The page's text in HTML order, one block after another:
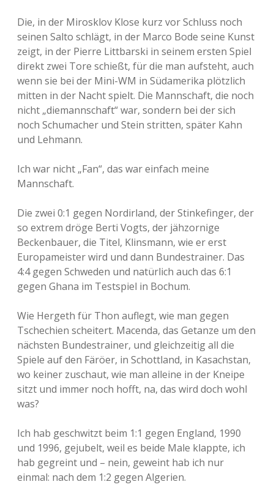
Die, in der Mirosklov Klose kurz vor Schluss noch
seinen Salto schlägt, in der Marco Bode seine Kunst
zeigt, in der Pierre Littbarski in seinem ersten Spiel
direkt zwei Tore schießt, für die man aufsteht, auch
wenn sie bei der Mini-WM in Südamerika plötzlich
mitten in der Nacht spielt. Die Mannschaft, die noch
nicht „diemannschaft“ war, sondern bei der sich
noch Schumacher und Stein stritten, später Kahn
und Lehmann.
Ich war nicht „Fan“, das war einfach meine
Mannschaft.
Die zwei 0:1 gegen Nordirland, der Stinkefinger, der
so extrem dröge Berti Vogts, der jähzornige
Beckenbauer, die Titel, Klinsmann, wie er erst
Europameister wird und dann Bundestrainer. Das
4:4 gegen Schweden und natürlich auch das 6:1
gegen Ghana im Testspiel in Bochum.
Wie Hergeth für Thon auflegt, wie man gegen
Tschechien scheitert. Macenda, das Getanze um den
nächsten Bundestrainer, und gleichzeitig all die
Spiele auf den Färöer, in Schottland, in Kasachstan,
wo keiner zuschaut, wie man alleine in der Kneipe
sitzt und immer noch hofft, na, das wird doch wohl
was?
Ich hab geschwitzt beim 1:1 gegen England, 1990
und 1996, gejubelt, weil es beide Male klappte, ich
hab gegreint und – nein, geweint hab ich nur
einmal: nach dem 1:2 gegen Algerien.